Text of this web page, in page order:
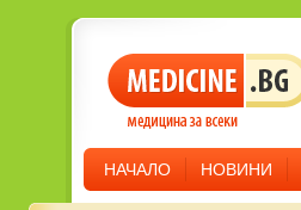
НАЧАЛО НОВИНИ